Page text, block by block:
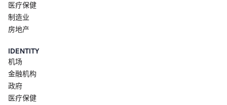
医疗保健
制造业
房地产
IDENTITY
机场
金融机构
政府
医疗保健